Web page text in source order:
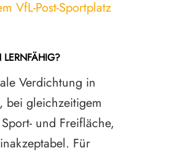
LERNFÄHIG?
Verdichtung in
bei gleichzeitigem
und Freifläche,
Für